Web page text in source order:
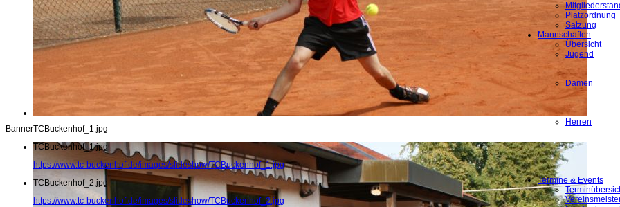
TCBuckenhof_1.jpg
Banner
TCBuckenhof_1.jpg
https://www.tc-buckenhof.de/images/slideshow/TCBuckenhof_1.jpg
TCBuckenhof_2.jpg
https://www.tc-buckenhof.de/images/slideshow/TCBuckenhof_2.jpg
Platzordnung
Satzung
Mannschaften
Übersicht
Jugend
Damen
Herren
Termine & Events